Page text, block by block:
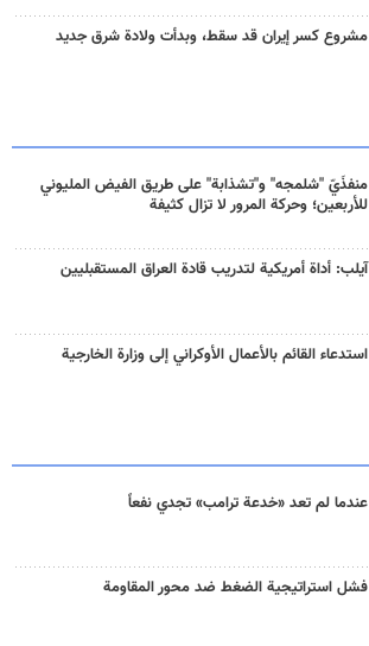
مشروع كسر إيران قد سقط، وبدأت ولادة شرق جديد
منفذَيّ "شلمجه" و"تشذابة" على طريق الفيض المليوني
للأربعين؛ وحركة المرور لا تزال كثيفة
آيلب: أداة أمريكية لتدريب قادة العراق المستقبليين
استدعاء القائم بالأعمال الأوكراني إلى وزارة الخارجية
عندما لم تعد «خدعة ترامب» تجدي نفعاً
فشل استراتيجية الضغط ضد محور المقاومة